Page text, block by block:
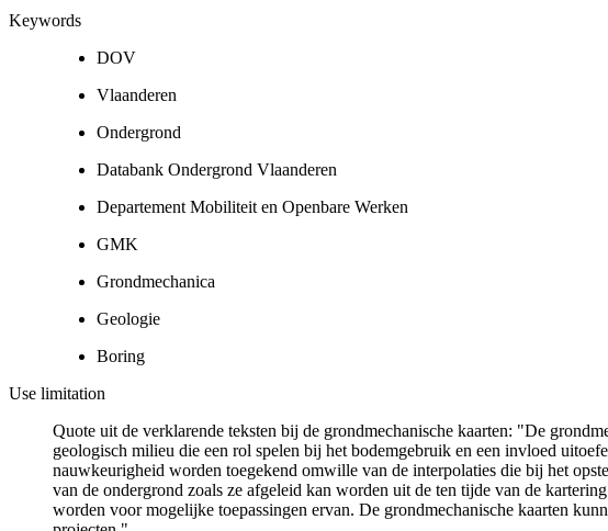
Keywords
DOV
Vlaanderen
Ondergrond
Databank Ondergrond Vlaanderen
Departement Mobiliteit en Openbare Werken
GMK
Grondmechanica
Geologie
Boring
Use limitation
Quote uit de verklarende teksten bij de grondmechanische kaarten: "De
geologisch milieu die een rol spelen bij het bodemgebruik en een invloed
nauwkeurigheid worden toegekend omwille van de interpolaties die bij het
van de ondergrond zoals ze afgeleid kan worden uit de ten tijde van de
worden voor mogelijke toepassingen ervan. De grondmechanische kaarten